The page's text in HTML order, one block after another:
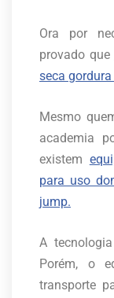
Ora por
provado que
seca
Mesmo
academia
existem
para uso
jump.
A
Porém, o
transporte